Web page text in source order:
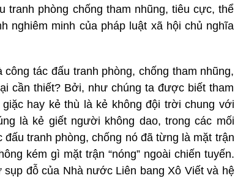
phòng chống tham nhũng, tiêu cực, thể
nghiêm minh của pháp luật xã hội chủ nghĩa
tác đấu tranh phòng, chống tham nhũng,
cần thiết? Bởi, như chúng ta được biết tham
hay kẻ thù là kẻ không đội trời chung với
là kẻ giết người không dao, trong các mối
tranh phòng, chống nó đã từng là mặt trận
kém gì mặt trận “nóng” ngoài chiến tuyến.
đỗ của Nhà nước Liên bang Xô Viết và hệ